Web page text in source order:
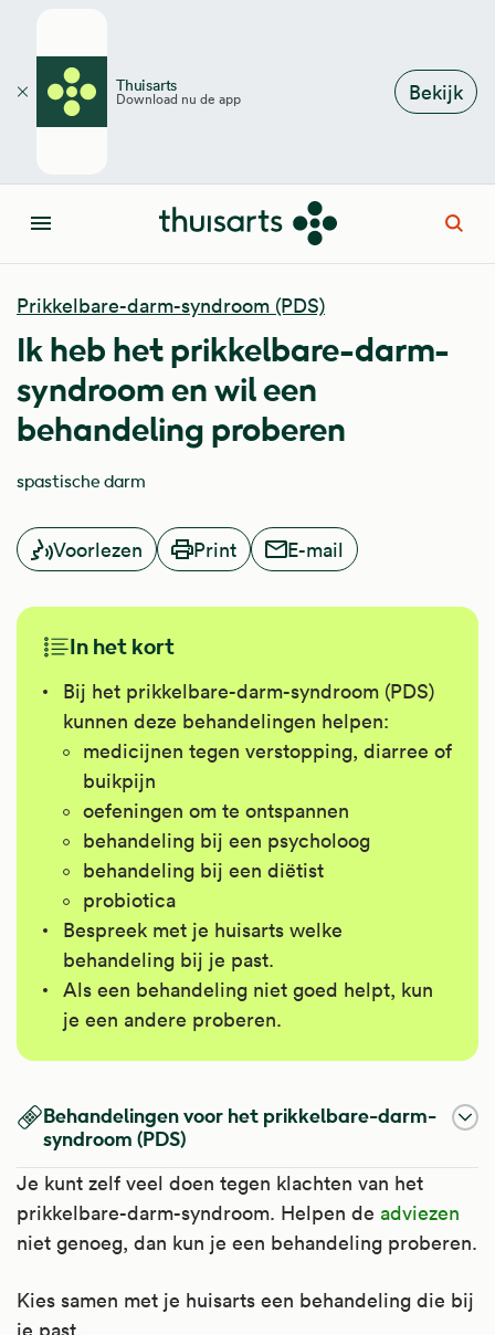
Thuisarts
Download nu de app Bekijk
Sluiten
Menu
Prikkelbare-darm-syndroom (PDS)
Ik heb het prikkelbare-darm-
syndroom en wil een
behandeling proberen
spastische darm
Voorlezen Print E-mail
In het kort
Bij het prikkelbare-darm-syndroom (PDS)
kunnen deze behandelingen helpen:
medicijnen tegen verstopping, diarree of
buikpijn
oefeningen om te ontspannen
behandeling bij een psycholoog
behandeling bij een diëtist
probiotica
Bespreek met je huisarts welke
behandeling bij je past.
Als een behandeling niet goed helpt, kun
je een andere proberen.
Behandelingen voor het prikkelbare-darm-
syndroom (PDS)
Je kunt zelf veel doen tegen klachten van het
prikkelbare-darm-syndroom. Helpen de adviezen
niet genoeg, dan kun je een behandeling proberen.
Kies samen met je huisarts een behandeling die bij